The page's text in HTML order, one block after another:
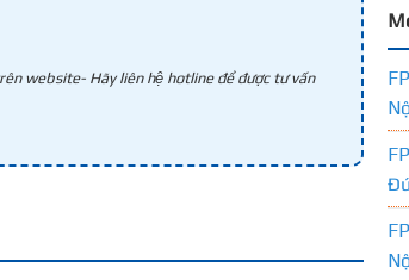
website- Hãy liên hệ hotline để được tư vấn